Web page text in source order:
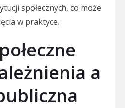
społecznych, co może
w praktyce.
a